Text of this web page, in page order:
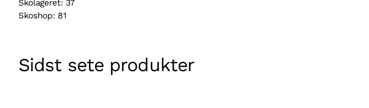
Skolageret: 37
Skoshop: 81
Sidst sete produkter